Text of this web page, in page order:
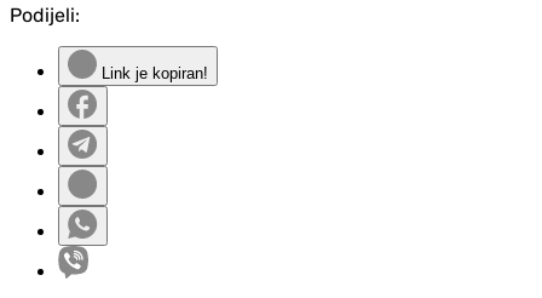
Podijeli:
Link je kopiran!